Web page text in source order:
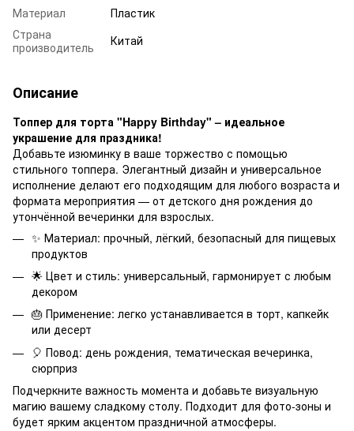
Материал
Пластик
Страна
производитель
Китай
Описание
Топпер для торта "Happy Birthday" – идеальное
украшение для праздника!
Добавьте изюминку в ваше торжество с помощью
стильного топпера. Элегантный дизайн и универсальное
исполнение делают его подходящим для любого возраста и
формата мероприятия — от детского дня рождения до
утончённой вечеринки для взрослых.
✨ Материал: прочный, лёгкий, безопасный для пищевых
продуктов
🌟 Цвет и стиль: универсальный, гармонирует с любым
декором
🎂 Применение: легко устанавливается в торт, капкейк
или десерт
🎈 Повод: день рождения, тематическая вечеринка,
сюрприз
Подчеркните важность момента и добавьте визуальную
магию вашему сладкому столу. Подходит для фото-зоны и
будет ярким акцентом праздничной атмосферы.